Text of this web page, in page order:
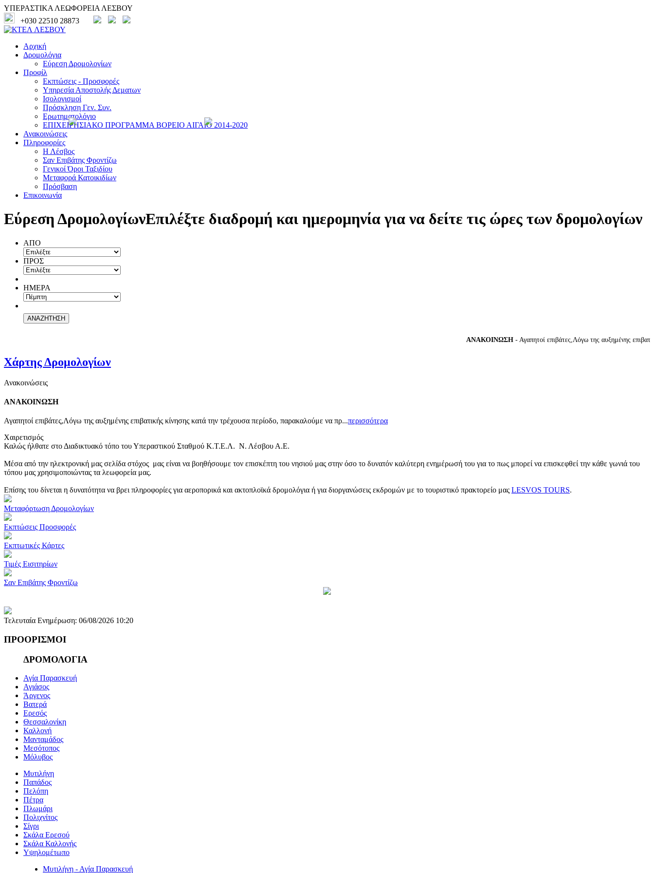
ΥΠΕΡΑΣΤΙΚΑ ΛΕΩΦΟΡΕΙΑ ΛΕΣΒΟΥ
+030 22510 28873
Αρχική
Δρομολόγια
Εύρεση Δρομολογίων
Προφίλ
Εκπτώσεις - Προσφορές
Υπηρεσία Αποστολής Δεματων
Ισολογισμοί
Πρόσκληση Γεν. Συν.
Ερωτηματολόγιο
ΕΠΙΧΕΙΡΗΣΙΑΚΟ ΠΡΟΓΡΑΜΜΑ ΒΟΡΕΙΟ ΑΙΓΑΙΟ 2014-2020
Ανακοινώσεις
Πληροφορίες
Η Λέσβος
Σαν Επιβάτης Φροντίζω
Γενικοί Όροι Ταξιδίου
Μεταφορά Κατοικιδίων
Πρόσβαση
Επικοινωνία
Εύρεση ΔρομολογίωνΕπιλέξτε διαδρομή και ημερομηνία για να δείτε τις ώρες των δρομολογίων
ΑΠΟ
ΠΡΟΣ
ΗΜΕΡΑ
ΑΝΑΚΟΙΝΩΣΗ- Αγαπητοί επιβάτες,Λόγω της αυξημένης
Χάρτης Δρομολογίων
Ανακοινώσεις
ΑΝΑΚΟΙΝΩΣΗ
Αγαπητοί επιβάτες,Λόγω της αυξημένης επιβατικής κίνησης κατά την τρέχουσα περίοδο, παρακαλούμε να πρ...περισσότερα
Χαιρετισμός
Καλώς ήλθατε στο Διαδικτυακό τόπο του Υπεραστικού Σταθμού Κ.Τ.Ε.Λ. Ν. Λέσβου Α.Ε.
Μέσα από την ηλεκτρονική μας σελίδα στόχος μας είναι να βοηθήσουμε τον επισκέπτη του νησιού μας στην όσο το δυνατόν καλύτερη ενημέρωσή του για το πως μπορεί να επισκεφθεί την κάθε γωνιά του
τόπου μας χρησιμοποιώντας τα λεωφορεία μας.
Επίσης του δίνεται η δυνατότητα να βρει πληροφορίες για αεροπορικά και ακτοπλοϊκά δρομολόγια ή για διοργανώσεις εκδρομών με το τουριστικό πρακτορείο μας LESVOS TOURS.
Μεταφόρτωση Δρομολογίων
Εκπτώσεις Προσφορές
Εκπτωτικές Κάρτες
Τιμές Εισιτηρίων
Σαν Επιβάτης Φροντίζω
Τελευταία Ενημέρωση: 06/08/2026 10:20
ΠΡΟΟΡΙΣΜΟΙ
ΔΡΟΜΟΛΟΓΙΑ
Αγία Παρασκευή
Αγιάσος
Άργενος
Βατερά
Ερεσός
Θεσσαλονίκη
Καλλονή
Μανταμάδος
Μεσότοπος
Μόλυβος
Μυτιλήνη
Παπάδος
Πελόπη
Πέτρα
Πλωμάρι
Πολιχνίτος
Σίγρι
Σκάλα Ερεσού
Σκάλα Καλλονής
Υψηλομέτωπο
Μυτιλήνη - Αγία Παρασκευή